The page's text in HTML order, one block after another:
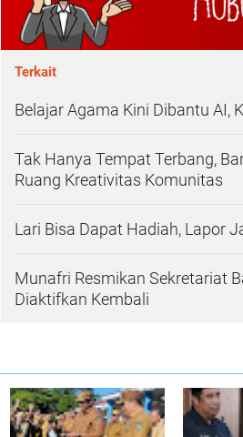
Terkait
Belajar Agama Kini Dibantu AI,
Tak Hanya Tempat Terbang,
Ruang Kreativitas Komunitas
Lari Bisa Dapat Hadiah, Lapor
Munafri Resmikan Sekretariat
Diaktifkan Kembali